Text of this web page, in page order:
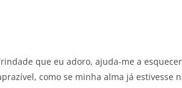
que eu adoro, ajuda-me a
como se minha alma já estivesse